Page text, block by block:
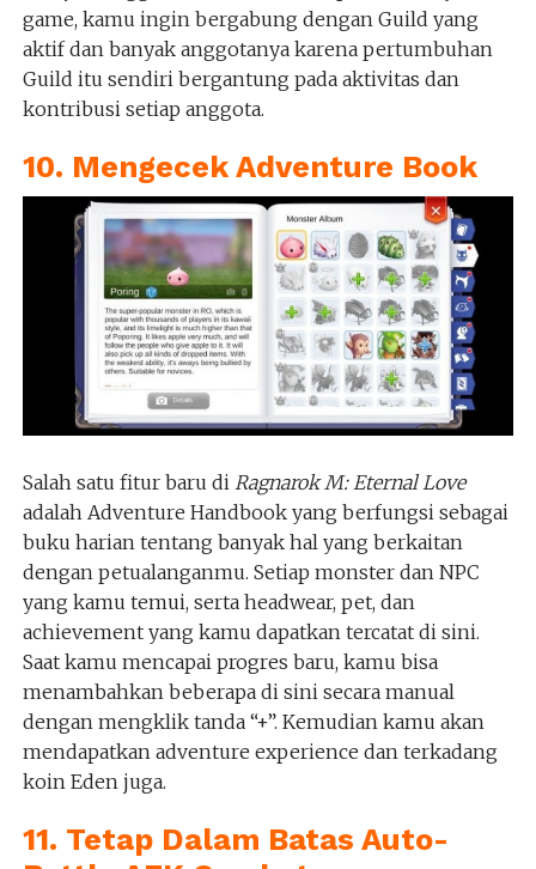
game, kamu ingin bergabung dengan Guild yang
aktif dan banyak anggotanya karena pertumbuhan
Guild itu sendiri bergantung pada aktivitas dan
kontribusi setiap anggota.
10. Mengecek Adventure Book
Salah satu fitur baru di Ragnarok M: Eternal Love
adalah Adventure Handbook yang berfungsi sebagai
buku harian tentang banyak hal yang berkaitan
dengan petualanganmu. Setiap monster dan NPC
yang kamu temui, serta headwear, pet, dan
achievement yang kamu dapatkan tercatat di sini.
Saat kamu mencapai progres baru, kamu bisa
menambahkan beberapa di sini secara manual
dengan mengklik tanda “+”. Kemudian kamu akan
mendapatkan adventure experience dan terkadang
koin Eden juga.
11. Tetap Dalam Batas Auto-